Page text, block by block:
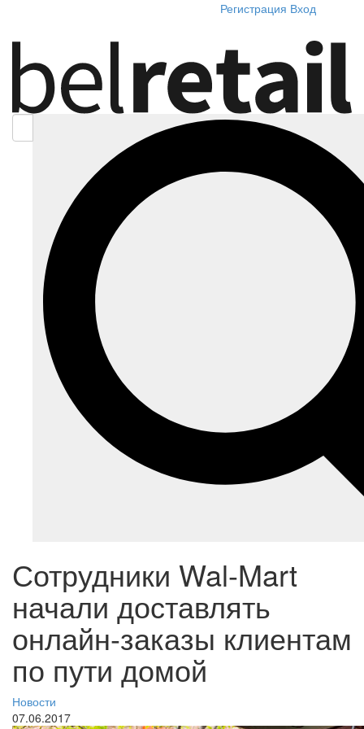
Регистрация Вход
Сотрудники Wal-Mart
начали доставлять
онлайн-заказы клиентам
по пути домой
Новости
07.06.2017